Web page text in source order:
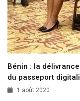
Bénin : la
du passeport
1 août 2020